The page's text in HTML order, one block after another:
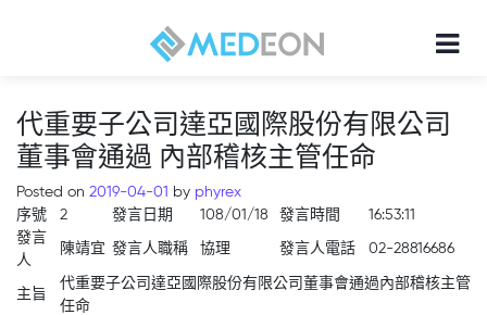
代重要子公司達亞國際股份有限公司
董事會通過 內部稽核主管任命
Posted on 2019-04-01 by phyrex
序號
2 發言日期 108/01/18 發言時間
16:53:11
發言
人
陳靖宜 發言人職稱 協理 發言人電話 02-28816686
主旨
代重要子公司達亞國際股份有限公司董事會通過內部稽核主管
任命